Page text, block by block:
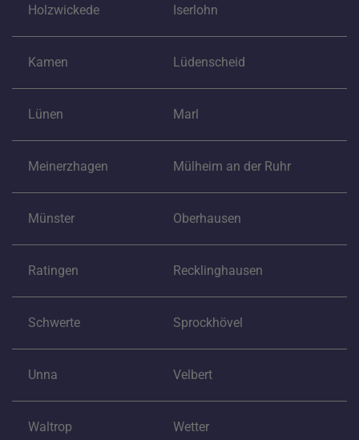
Holzwickede Iserlohn
Kamen Lüdenscheid
Lünen Marl
Meinerzhagen Mülheim an der Ruhr
Münster Oberhausen
Ratingen Recklinghausen
Schwerte Sprockhövel
Unna Velbert
Waltrop Wetter